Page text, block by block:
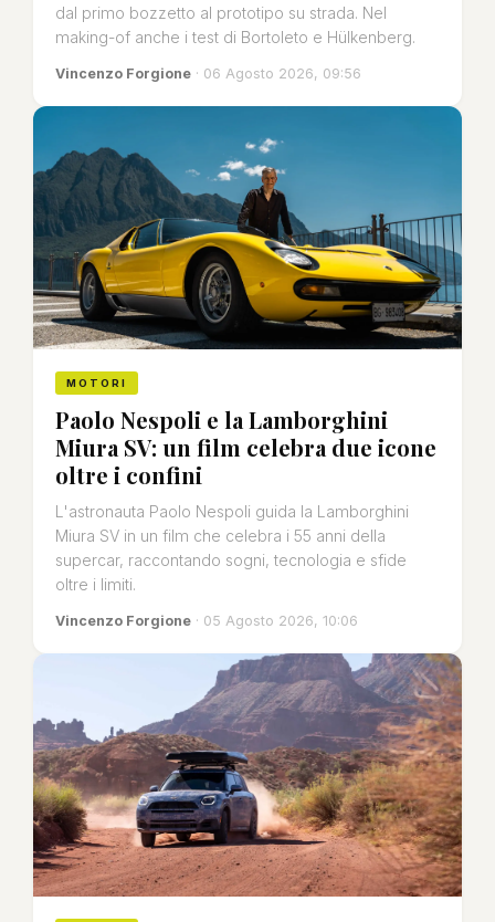
dal primo bozzetto al prototipo su strada. Nel
making-of anche i test di Bortoleto e Hülkenberg.
Vincenzo Forgione · 06 Agosto 2026, 09:56
MOTORI
Paolo Nespoli e la Lamborghini
Miura SV: un film celebra due icone
oltre i confini
L'astronauta Paolo Nespoli guida la Lamborghini
Miura SV in un film che celebra i 55 anni della
supercar, raccontando sogni, tecnologia e sfide
oltre i limiti.
Vincenzo Forgione · 05 Agosto 2026, 10:06